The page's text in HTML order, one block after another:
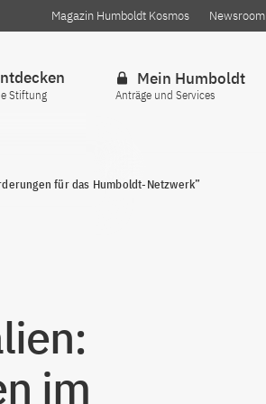
Magazin Humboldt Kosmos Newsroom
Stiftung
Mein Humboldt
Anträge und Services
für das Humboldt-Netzwerk”
im